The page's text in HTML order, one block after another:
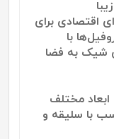
اقتصادی برای
با
شیک به فضا
مختلف
با سلیقه و